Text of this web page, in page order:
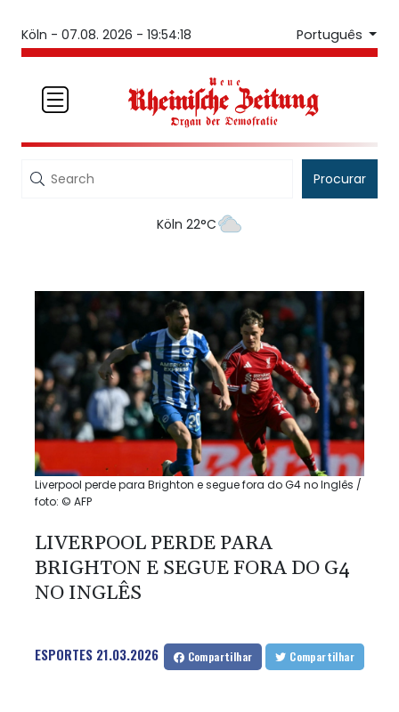
Köln - 07.08. 2026 - 19:54:18 Português
Procurar
Köln 22°C
Liverpool perde para Brighton e segue fora do G4 no Inglês /
foto: © AFP
LIVERPOOL PERDE PARA
BRIGHTON E SEGUE FORA DO G4
NO INGLÊS
ESPORTES 21.03.2026 Compartilhar Compartilhar